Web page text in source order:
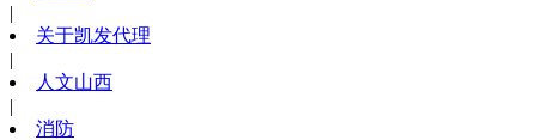
|
关于凯发代理
|
人文山西
|
消防